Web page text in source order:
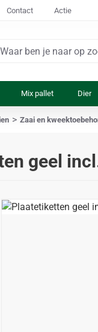
Contact Actie
Mix pallet Dier
geel
Zaai en